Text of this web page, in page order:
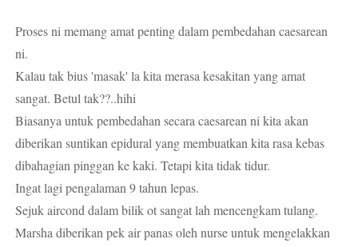
Proses ni memang amat penting dalam pembedahan caesarean
ni.
Kalau tak bius 'masak' la kita merasa kesakitan yang amat
sangat. Betul tak??..hihi
Biasanya untuk pembedahan secara caesarean ni kita akan
diberikan suntikan epidural yang membuatkan kita rasa kebas
dibahagian pinggan ke kaki. Tetapi kita tidak tidur.
Ingat lagi pengalaman 9 tahun lepas.
Sejuk aircond dalam bilik ot sangat lah mencengkam tulang.
Marsha diberikan pek air panas oleh nurse untuk mengelakkan